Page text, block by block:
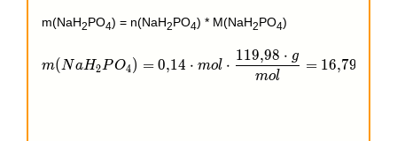
m(NaH2PO4) = n(NaH2PO4) * M(NaH2PO4)
m(NaH_{2}PO_{4}) = 0,14\cdot mol\cdot \frac{
m(NaH2PO4 ) = 0,14 ⋅ mol ⋅
mol
119,98 ⋅ g
= 16,79